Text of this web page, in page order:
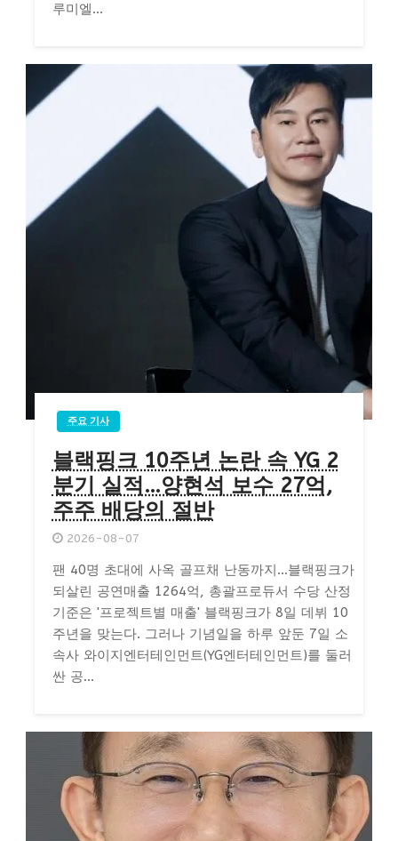
루미엘...
주요 기사
블랙핑크 10주년 논란 속 YG 2
분기 실적…양현석 보수 27억,
주주 배당의 절반
2026-08-07
팬 40명 초대에 사옥 골프채 난동까지…블랙핑크가
되살린 공연매출 1264억, 총괄프로듀서 수당 산정
기준은 '프로젝트별 매출' 블랙핑크가 8일 데뷔 10
주년을 맞는다. 그러나 기념일을 하루 앞둔 7일 소
속사 와이지엔터테인먼트(YG엔터테인먼트)를 둘러
싼 공...